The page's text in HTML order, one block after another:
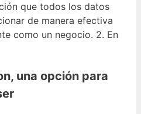
que todos los datos
de manera efectiva
como un negocio. 2. En
una opción para